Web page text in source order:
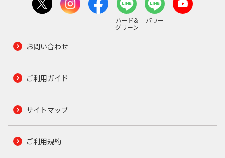
ハード&
グリーン
パワー
お問い合わせ
ご利用ガイド
サイトマップ
ご利用規約